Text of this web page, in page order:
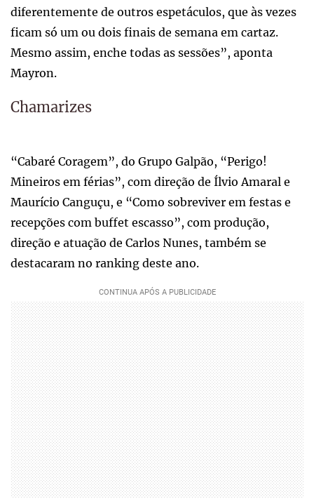
diferentemente de outros espetáculos, que às vezes
ficam só um ou dois finais de semana em cartaz.
Mesmo assim, enche todas as sessões”, aponta
Mayron.
Chamarizes
“Cabaré Coragem”, do Grupo Galpão, “Perigo!
Mineiros em férias”, com direção de Ílvio Amaral e
Maurício Canguçu, e “Como sobreviver em festas e
recepções com buffet escasso”, com produção,
direção e atuação de Carlos Nunes, também se
destacaram no ranking deste ano.